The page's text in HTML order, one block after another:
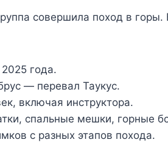
совершила поход в горы.
года.
— перевал Таукус.
включая инструктора.
спальные мешки, горные
с разных этапов похода.